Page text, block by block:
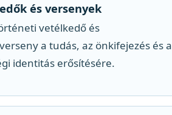
és versenyek
vetélkedő és
a tudás, az önkifejezés és a
identitás erősítésére.